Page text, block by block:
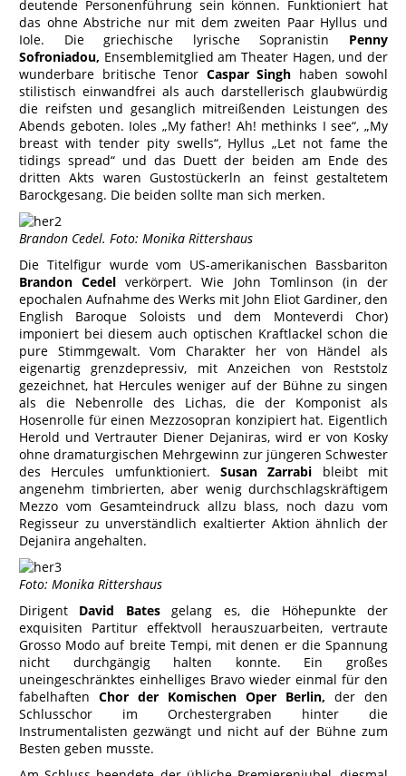
deutende Personenführung sein können. Funktioniert hat
das ohne Abstriche nur mit dem zweiten Paar Hyllus und
Iole. Die griechische lyrische Sopranistin Penny
Sofroniadou, Ensemblemitglied am Theater Hagen, und der
wunderbare britische Tenor Caspar Singh haben sowohl
stilistisch einwandfrei als auch darstellerisch glaubwürdig
die reifsten und gesanglich mitreißenden Leistungen des
Abends geboten. Ioles „My father! Ah! methinks I see“, „My
breast with tender pity swells“, Hyllus „Let not fame the
tidings spread“ und das Duett der beiden am Ende des
dritten Akts waren Gustostückerln an feinst gestaltetem
Barockgesang. Die beiden sollte man sich merken.
Brandon Cedel. Foto: Monika Rittershaus
Die Titelfigur wurde vom US-amerikanischen Bassbariton
Brandon Cedelverkörpert. Wie John Tomlinson (in der
epochalen Aufnahme des Werks mit John Eliot Gardiner, den
English Baroque Soloists und dem Monteverdi Chor)
imponiert bei diesem auch optischen Kraftlackel schon die
pure Stimmgewalt. Vom Charakter her von Händel als
eigenartig grenzdepressiv, mit Anzeichen von Reststolz
gezeichnet, hat Hercules weniger auf der Bühne zu singen
als die Nebenrolle des Lichas, die der Komponist als
Hosenrolle für einen Mezzosopran konzipiert hat. Eigentlich
Herold und Vertrauter Diener Dejaniras, wird er von Kosky
ohne dramaturgischen Mehrgewinn zur jüngeren Schwester
des Hercules umfunktioniert. Susan Zarrabi bleibt mit
angenehm timbrierten, aber wenig durchschlagskräftigem
Mezzo vom Gesamteindruck allzu blass, noch dazu vom
Regisseur zu unverständlich exaltierter Aktion ähnlich der
Dejanira angehalten.
Foto: Monika Rittershaus
Dirigent David Batesgelang es, die Höhepunkte der
exquisiten Partitur effektvoll herauszuarbeiten, vertraute
Grosso Modo auf breite Tempi, mit denen er die Spannung
nicht durchgängig halten konnte. Ein großes
uneingeschränktes einhelliges Bravo wieder einmal für den
fabelhaften Chor der Komischen Oper Berlin, der den
Schlusschor im Orchestergraben hinter die
Instrumentalisten gezwängt und nicht auf der Bühne zum
Besten geben musste.